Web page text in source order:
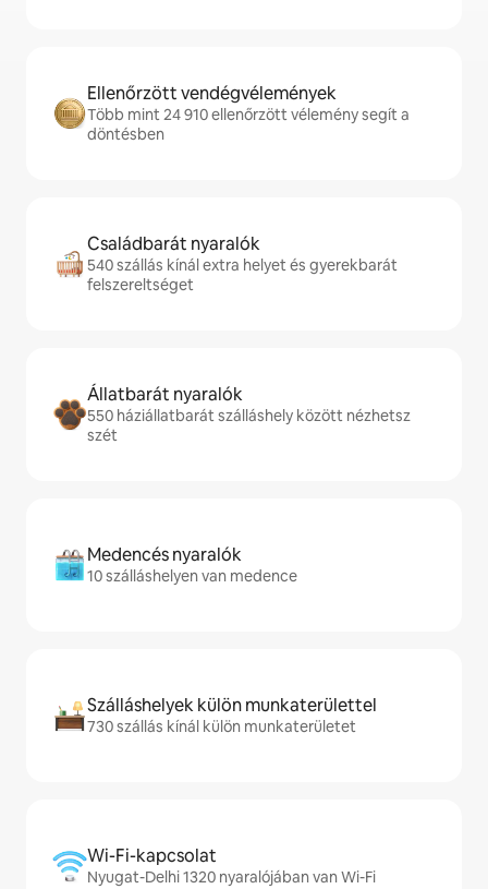
Ellenőrzött vendégvélemények
Több mint 24 910 ellenőrzött vélemény segít a
döntésben
Családbarát nyaralók
540 szállás kínál extra helyet és gyerekbarát
felszereltséget
Állatbarát nyaralók
550 háziállatbarát szálláshely között nézhetsz
szét
Medencés nyaralók
10 szálláshelyen van medence
Szálláshelyek külön munkaterülettel
730 szállás kínál külön munkaterületet
Wi-Fi-kapcsolat
Nyugat-Delhi 1320 nyaralójában van Wi-Fi